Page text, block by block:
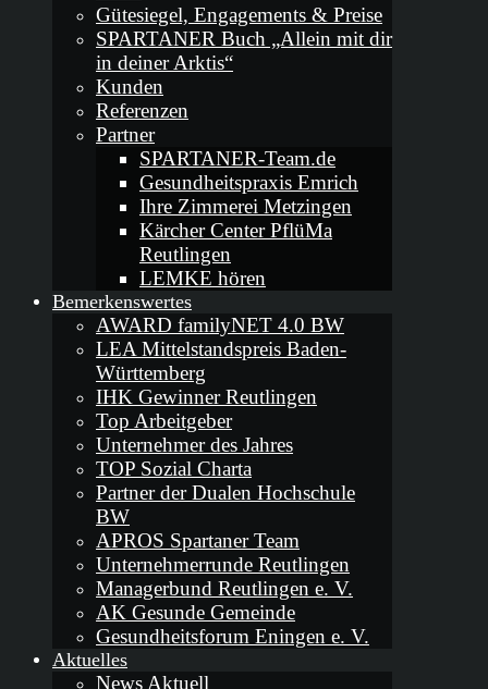
Gütesiegel, Engagements & Preise
SPARTANER Buch „Allein mit dir
in deiner Arktis“
Kunden
Referenzen
Partner
SPARTANER-Team.de
Gesundheitspraxis Emrich
Ihre Zimmerei Metzingen
Kärcher Center PflüMa
Reutlingen
LEMKE hören
Bemerkenswertes
AWARD familyNET 4.0 BW
LEA Mittelstandspreis Baden-
Württemberg
IHK Gewinner Reutlingen
Top Arbeitgeber
Unternehmer des Jahres
TOP Sozial Charta
Partner der Dualen Hochschule
BW
APROS Spartaner Team
Unternehmerrunde Reutlingen
Managerbund Reutlingen e. V.
AK Gesunde Gemeinde
Gesundheitsforum Eningen e. V.
Aktuelles
News Aktuell